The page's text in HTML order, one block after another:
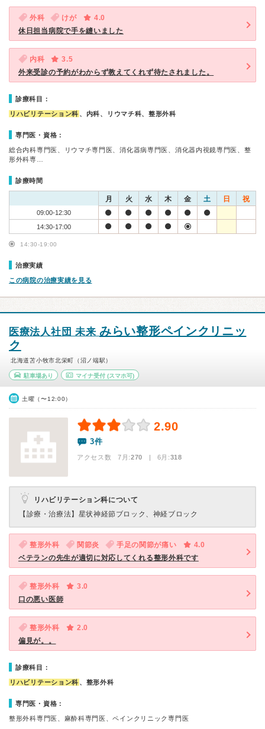
外科 けが
4.0
休日担当病院で手を縫いました
内科
3.5
外来受診の予約がわからず教えてくれず待たされました。
診療科目：
リハビリテーション科 、内科、リウマチ科、整形外科
専門医・資格：
総合内科専門医、リウマチ専門医、消化器病専門医、消化器内視鏡専門医、整
形外科専…
診療時間
月 火 水 木 金 土 日 祝
09:00-12:30
14:30-17:00
14:30-19:00
治療実績
この病院の治療実績を見る
医療法人社団 未来 みらい整形ペインクリニッ
ク
北海道苫小牧市北栄町（沼ノ端駅）
駐車場あり マイナ受付(スマホ可)
土曜（〜12:00）
2.90
3件
アクセス数 7月:270 | 6月:318
リハビリテーション科について
【診療・治療法】 星状神経節ブロック、神経ブロック
整形外科 関節炎 手足の関節が痛い
4.0
ベテランの先生が適切に対応してくれる整形外科です
整形外科
3.0
口の悪い医師
整形外科
2.0
偏見が。。
診療科目：
リハビリテーション科 、整形外科
専門医・資格：
整形外科専門医、麻酔科専門医、ペインクリニック専門医